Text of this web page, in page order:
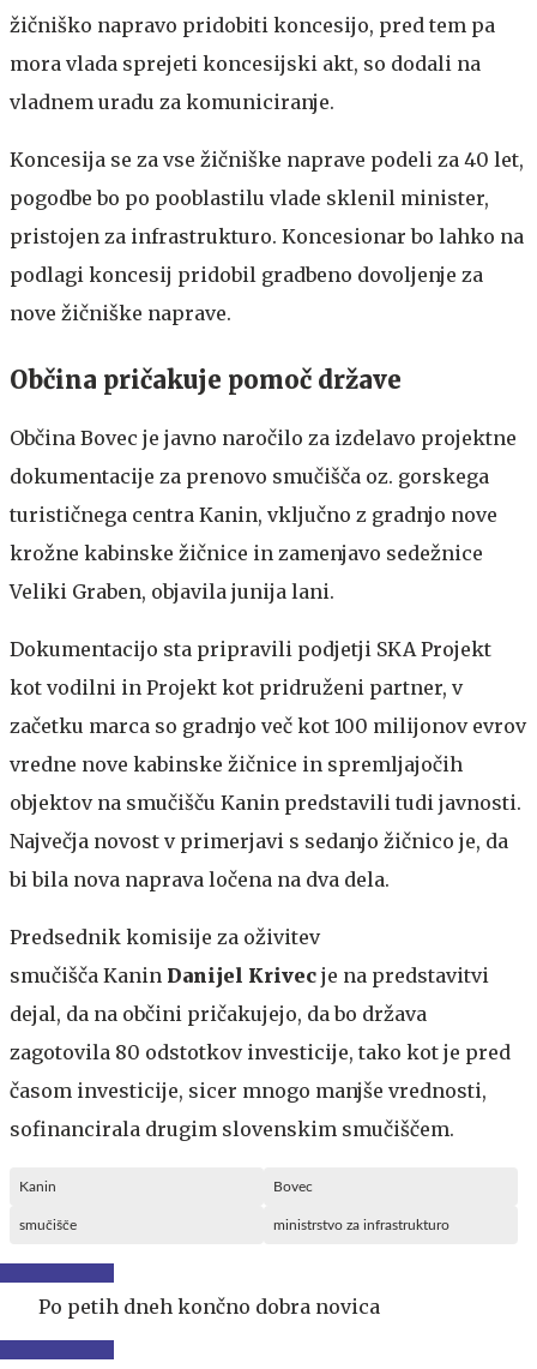
žičniško napravo pridobiti koncesijo, pred tem pa
mora vlada sprejeti koncesijski akt, so dodali na
vladnem uradu za komuniciranje.
Koncesija se za vse žičniške naprave podeli za 40 let,
pogodbe bo po pooblastilu vlade sklenil minister,
pristojen za infrastrukturo. Koncesionar bo lahko na
podlagi koncesij pridobil gradbeno dovoljenje za
nove žičniške naprave.
Občina pričakuje pomoč države
Občina Bovec je javno naročilo za izdelavo projektne
dokumentacije za prenovo smučišča oz. gorskega
turističnega centra Kanin, vključno z gradnjo nove
krožne kabinske žičnice in zamenjavo sedežnice
Veliki Graben, objavila junija lani.
Dokumentacijo sta pripravili podjetji SKA Projekt
kot vodilni in Projekt kot pridruženi partner, v
začetku marca so gradnjo več kot 100 milijonov evrov
vredne nove kabinske žičnice in spremljajočih
objektov na smučišču Kanin predstavili tudi javnosti.
Največja novost v primerjavi s sedanjo žičnico je, da
bi bila nova naprava ločena na dva dela.
Predsednik komisije za oživitev
smučišča Kanin Danijel Krivec je na predstavitvi
dejal, da na občini pričakujejo, da bo država
zagotovila 80 odstotkov investicije, tako kot je pred
časom investicije, sicer mnogo manjše vrednosti,
sofinancirala drugim slovenskim smučiščem.
Kanin Bovec
smučišče ministrstvo za infrastrukturo
Po petih dneh končno dobra novica